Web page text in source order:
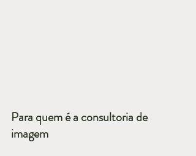
Para quem é a consultoria de
imagem